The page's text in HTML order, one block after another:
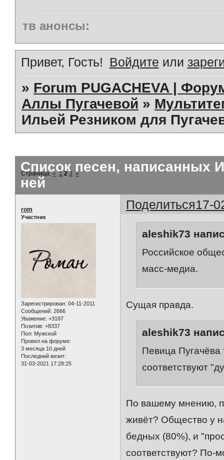
тв анонсы:
Привет, Гость! Войдите или
» Forum PUGACHEVA |
Аллы Пугачевой »
Ильей Резником для
Список песен, написанных
ней
Страница:« 1 2 3 »
Поделиться17-
rom
Участник
Зарегистрирован: 04-11-2011
Сообщений: 2666
Уважение: +3187
Позитив: +8337
Пол: Мужской
Провел на форуме:
3 месяца 10 дней
Последний визит:
31-03-2021 17:28:25
aleshik73
Российское
масс-медиа.
Сущая правда.
aleshik73
Певица Пугачёва
соответствуют
По вашему мнению,
живёт? Общество у
бедных (80%), и
соответствуют? По-